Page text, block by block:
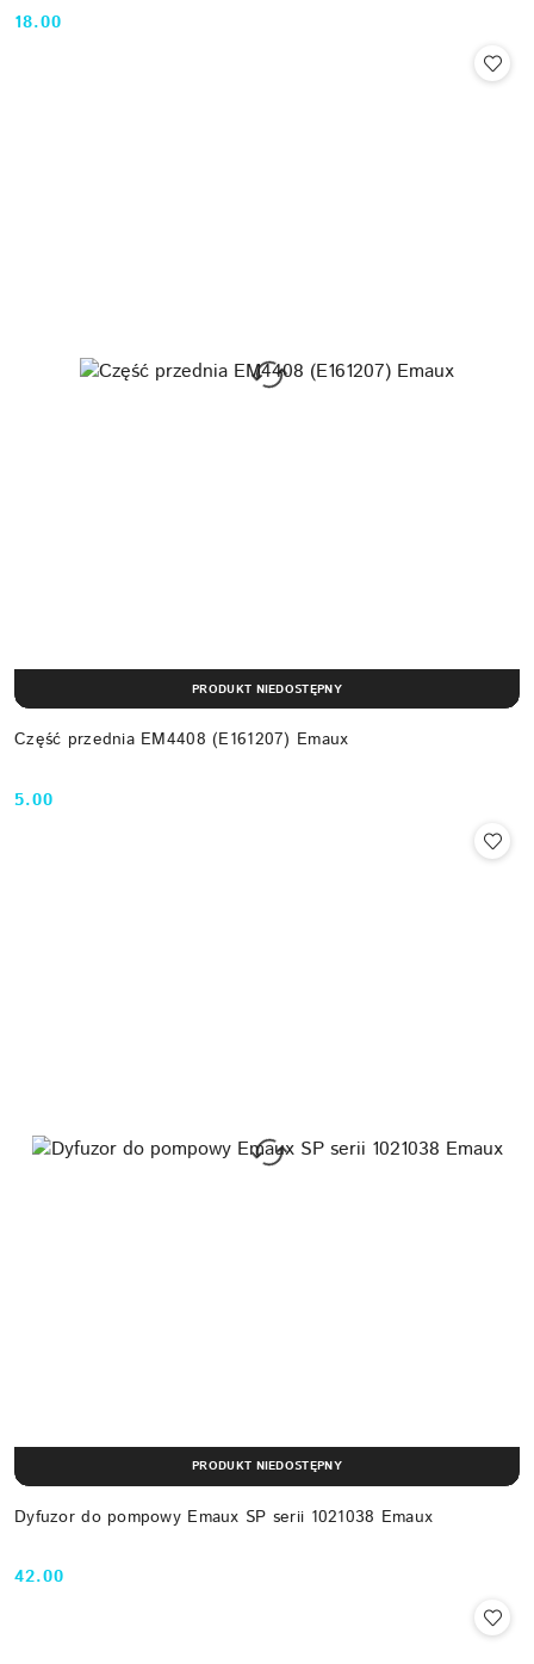
Cena:
18.00
Część przednia EM4408 (E161207) Emaux
Cena:
5.00
PRODUKT NIEDOSTĘPNY
Dyfuzor do pompowy Emaux SP serii 1021038 Emaux
Cena:
42.00
PRODUKT NIEDOSTĘPNY